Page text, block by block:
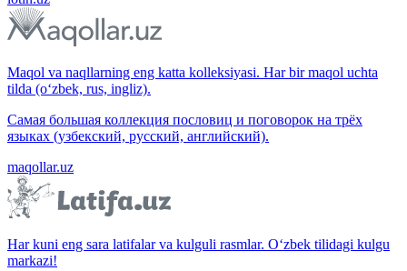
Maqol va naqllarning eng katta kolleksiyasi. Har bir maqol uchta
tilda (o‘zbek, rus, ingliz).
Самая большая коллекция пословиц и поговорок на трёх
языках (узбекский, русский, английский).
maqollar.uz
Har kuni eng sara latifalar va kulguli rasmlar. O‘zbek tilidagi kulgu
markazi!